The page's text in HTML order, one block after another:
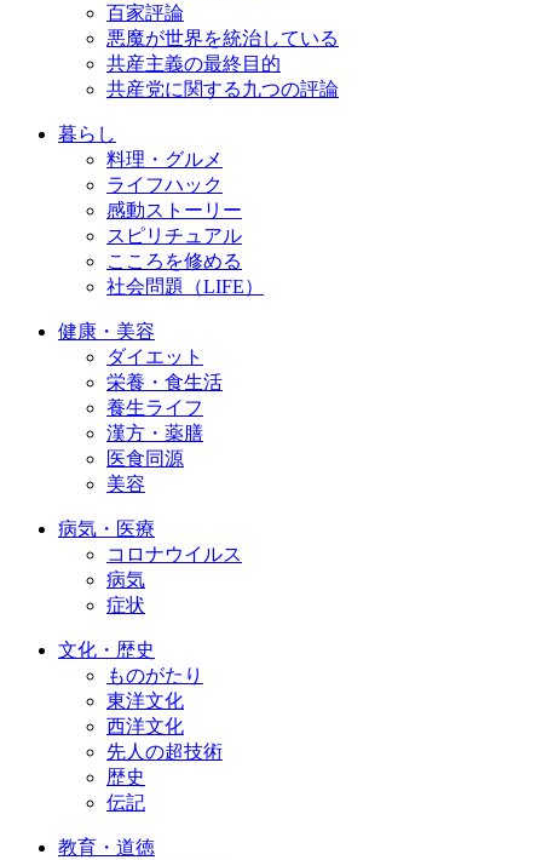
百家評論
悪魔が世界を統治している
共産主義の最終目的
共産党に関する九つの評論
暮らし
料理・グルメ
ライフハック
感動ストーリー
スピリチュアル
こころを修める
社会問題（LIFE）
健康・美容
ダイエット
栄養・食生活
養生ライフ
漢方・薬膳
医食同源
美容
病気・医療
コロナウイルス
病気
症状
文化・歴史
ものがたり
東洋文化
西洋文化
先人の超技術
歴史
伝記
教育・道徳